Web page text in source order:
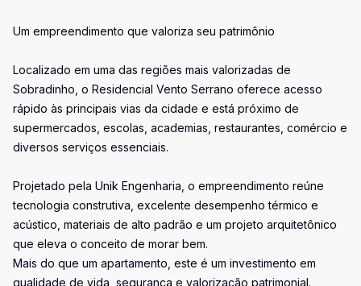
Um empreendimento que valoriza seu patrimônio
Localizado em uma das regiões mais valorizadas de
Sobradinho, o Residencial Vento Serrano oferece acesso
rápido às principais vias da cidade e está próximo de
supermercados, escolas, academias, restaurantes, comércio e
diversos serviços essenciais.
Projetado pela Unik Engenharia, o empreendimento reúne
tecnologia construtiva, excelente desempenho térmico e
acústico, materiais de alto padrão e um projeto arquitetônico
que eleva o conceito de morar bem.
Mais do que um apartamento, este é um investimento em
qualidade de vida, segurança e valorização patrimonial.